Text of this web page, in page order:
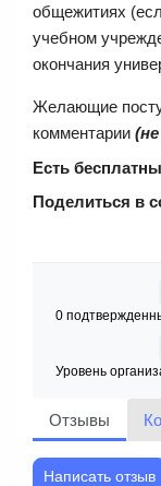
общежитиях
учебном
окончания
Желающие
комментарии
Есть
Поделиться в
0
Уровень
Отзывы
Написать отзыв